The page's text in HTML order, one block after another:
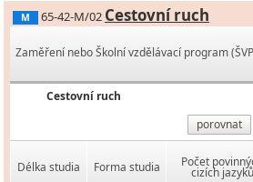
M 65-42-M/02 Cestovní ruch
Zaměření nebo Školní vzdělávací program
Cestovní ruch
porovnat
Délka studia Forma studia Počet
cizích jazyků